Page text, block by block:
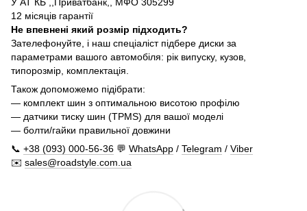
12 місяців гарантії
Не впевнені який розмір підходить?
Зателефонуйте, і наш спеціаліст підбере диски за
параметрами вашого автомобіля: рік випуску, кузов,
типорозмір, комплектація.
Також допоможемо підібрати:
— комплект шин з оптимальною висотою профілю
— датчики тиску шин (TPMS) для вашої моделі
— болти/гайки правильної довжини
📞 +38 (093) 000-56-36 💬 WhatsApp / Telegram / Viber
✉️ sales@roadstyle.com.ua